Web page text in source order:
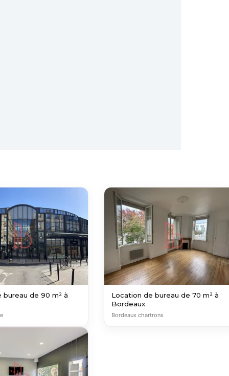
bureau de 90 m² à
Location de bureau de 70 m² à
Bordeaux
Bordeaux chartrons